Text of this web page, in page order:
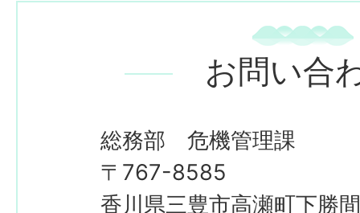
お問い合
総務部 危機管理課
〒767-8585
香川県三豊市高瀬町下勝